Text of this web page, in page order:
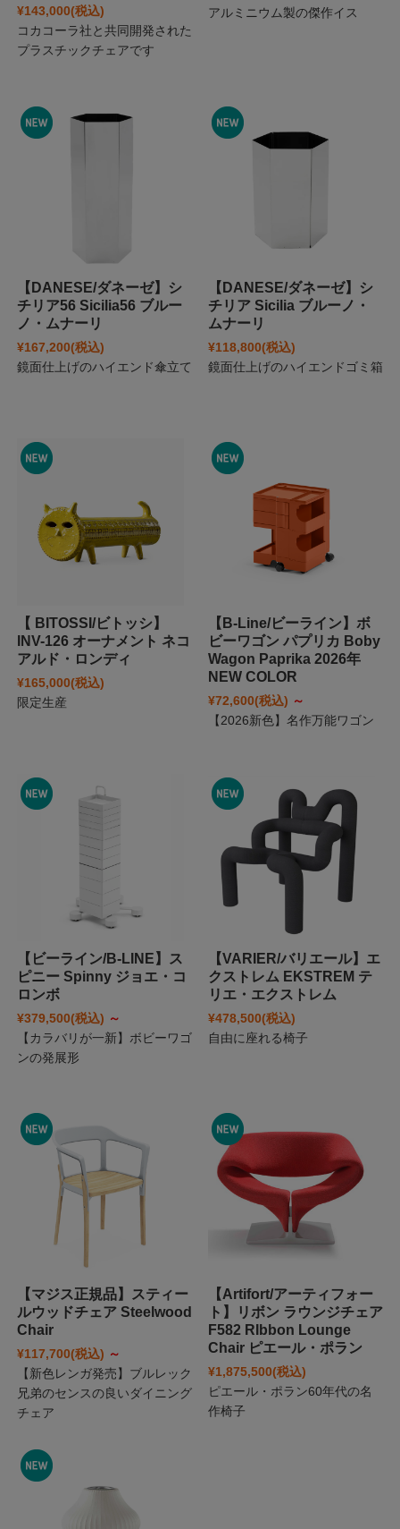
¥143,000(税込)
コカコーラ社と共同開発された
プラスチックチェアです
アルミニウム製の傑作イス
【DANESE/ダネーゼ】シ
チリア56 Sicilia56 ブルー
ノ・ムナーリ
¥167,200(税込)
鏡面仕上げのハイエンド傘立て
【DANESE/ダネーゼ】シ
チリア Sicilia ブルーノ・
ムナーリ
¥118,800(税込)
鏡面仕上げのハイエンドゴミ箱
【 BITOSSI/ビトッシ】
INV-126 オーナメント ネコ
アルド・ロンディ
¥165,000(税込)
限定生産
【B-Line/ビーライン】ボ
ビーワゴン パプリカ Boby
Wagon Paprika 2026年
NEW COLOR
¥72,600(税込) ～
【2026新色】名作万能ワゴン
【ビーライン/B-LINE】ス
ピニー Spinny ジョエ・コ
ロンボ
¥379,500(税込) ～
【カラバリが一新】ボビーワゴ
ンの発展形
【VARIER/バリエール】エ
クストレム EKSTREM テ
リエ・エクストレム
¥478,500(税込)
自由に座れる椅子
【マジス正規品】スティー
ルウッドチェア Steelwood
Chair
¥117,700(税込) ～
【新色レンガ発売】ブルレック
兄弟のセンスの良いダイニング
チェア
【Artifort/アーティフォー
ト】リボン ラウンジチェア
F582 RIbbon Lounge
Chair ピエール・ポラン
¥1,875,500(税込)
ピエール・ポラン60年代の名
作椅子